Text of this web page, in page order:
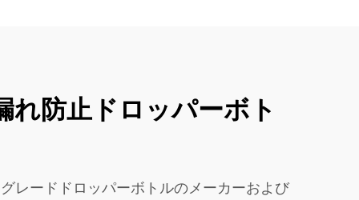
れ防止ドロッパーボト
レードドロッパーボトルのメーカーおよび